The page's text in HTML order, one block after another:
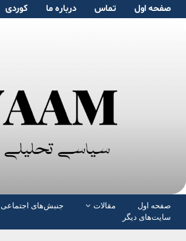
صفحە اول تماس دربارە ما کوردی
صفحە اول مقالات جنبش‌های اجتماعی
سایت‌های دیگر